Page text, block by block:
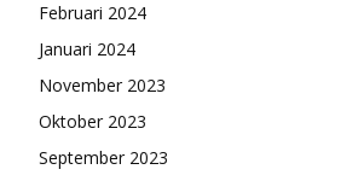
Februari 2024
Januari 2024
November 2023
Oktober 2023
September 2023